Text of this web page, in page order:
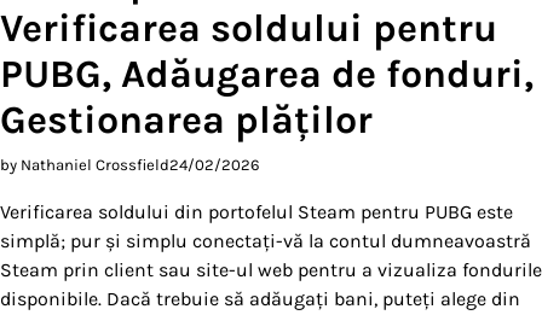
Verificarea soldului pentru
PUBG, Adăugarea de fonduri,
Gestionarea plăților
by Nathaniel Crossfield24/02/2026
Verificarea soldului din portofelul Steam pentru PUBG este
simplă; pur și simplu conectați-vă la contul dumneavoastră
Steam prin client sau site-ul web pentru a vizualiza fondurile
disponibile. Dacă trebuie să adăugați bani, puteți alege din